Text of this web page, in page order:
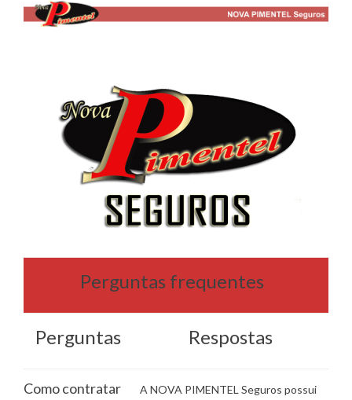
Perguntas frequentes
Perguntas Respostas
Como contratar
A NOVA PIMENTEL Seguros possui